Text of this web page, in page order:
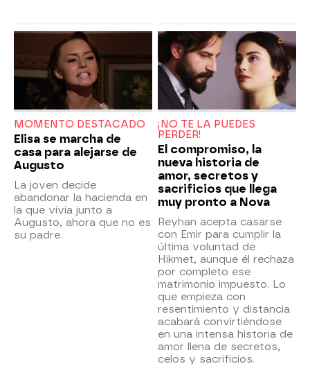
MOMENTO DESTACADO
Elisa se marcha de
casa para alejarse de
Augusto
La joven decide
abandonar la hacienda en
la que vivía junto a
Augusto, ahora que no es
su padre.
¡NO TE LA PUEDES
PERDER!
El compromiso, la
nueva historia de
amor, secretos y
sacrificios que llega
muy pronto a Nova
Reyhan acepta casarse
con Emir para cumplir la
última voluntad de
Hikmet, aunque él rechaza
por completo ese
matrimonio impuesto. Lo
que empieza con
resentimiento y distancia
acabará convirtiéndose
en una intensa historia de
amor llena de secretos,
celos y sacrificios.